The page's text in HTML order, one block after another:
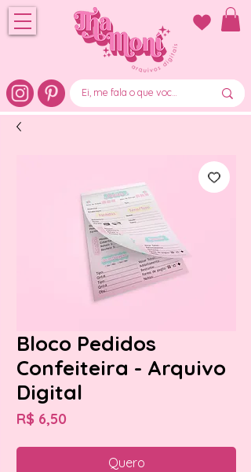
Bloco Pedidos
Confeiteira - Arquivo
Digital
R$ 6,50
Quero